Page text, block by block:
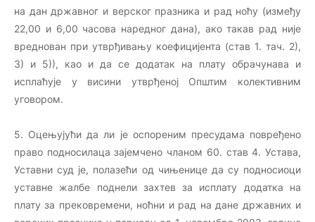
на дан државног и верског празника и рад ноћу (између
22,00 и 6,00 часова наредног дана), ако такав рад није
вреднован при утврђивању коефицијента (став 1. тач. 2),
3) и 5)), као и да се додатак на плату обрачунава и
исплаћује у висини утврђеној Општим колективним
уговором.
5. Оцењујући да ли је оспореним пресудама повређено
право подносилаца зајемчено чланом 60. став 4. Устава,
Уставни суд је, полазећи од чињенице да су подносиоци
уставне жалбе поднели захтев за исплату додатка на
плату за прековремени, ноћни и рад на дане државних и